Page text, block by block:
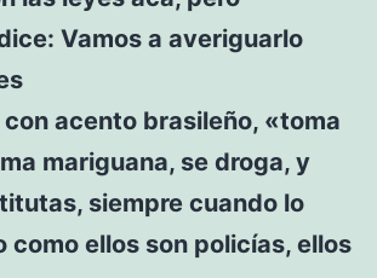
Vamos a averiguarlo
acento brasileño, «toma
mariguana, se droga, y
siempre cuando lo
como ellos son policías, ellos